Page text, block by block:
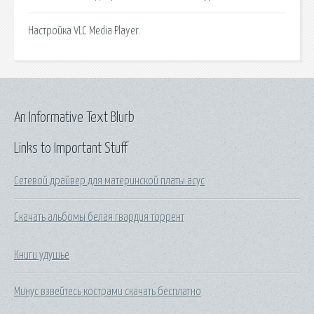
Настройка VLC Media Player.
Links to Important Stuff
Сетевой драйвер для материнской платы асус
Скачать альбомы белая гвардия торрент
Книги удушье
Минус взвейтесь кострами скачать бесплатно
An Informative Text Blurb